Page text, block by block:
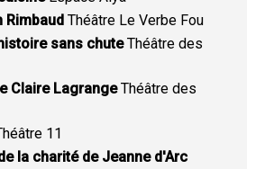
Rimbaud Théâtre Le Verbe Fou
sans chuteThéâtre des
Claire LagrangeThéâtre des
11
la charité de Jeanne d'Arc